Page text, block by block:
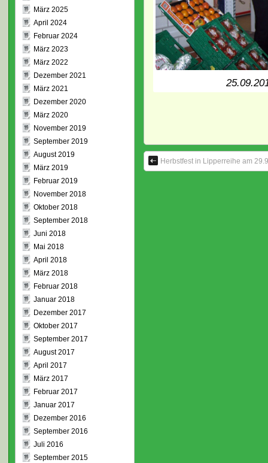
Herbstfest in Lipperreihe am
März 2025
April 2024
Februar 2024
März 2023
März 2022
Dezember 2021
März 2021
Dezember 2020
März 2020
November 2019
September 2019
August 2019
März 2019
Februar 2019
November 2018
Oktober 2018
September 2018
Juni 2018
Mai 2018
April 2018
März 2018
Februar 2018
Januar 2018
Dezember 2017
Oktober 2017
September 2017
August 2017
April 2017
März 2017
Februar 2017
Januar 2017
Dezember 2016
September 2016
Juli 2016
September 2015